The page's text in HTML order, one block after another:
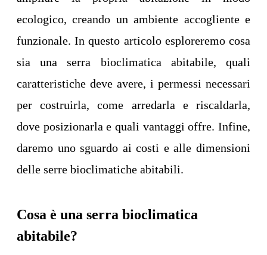
ecologico, creando un ambiente accogliente e
funzionale. In questo articolo esploreremo cosa
sia una serra bioclimatica abitabile, quali
caratteristiche deve avere, i permessi necessari
per costruirla, come arredarla e riscaldarla,
dove posizionarla e quali vantaggi offre. Infine,
daremo uno sguardo ai costi e alle dimensioni
delle serre bioclimatiche abitabili.
Cosa è una serra bioclimatica
abitabile?